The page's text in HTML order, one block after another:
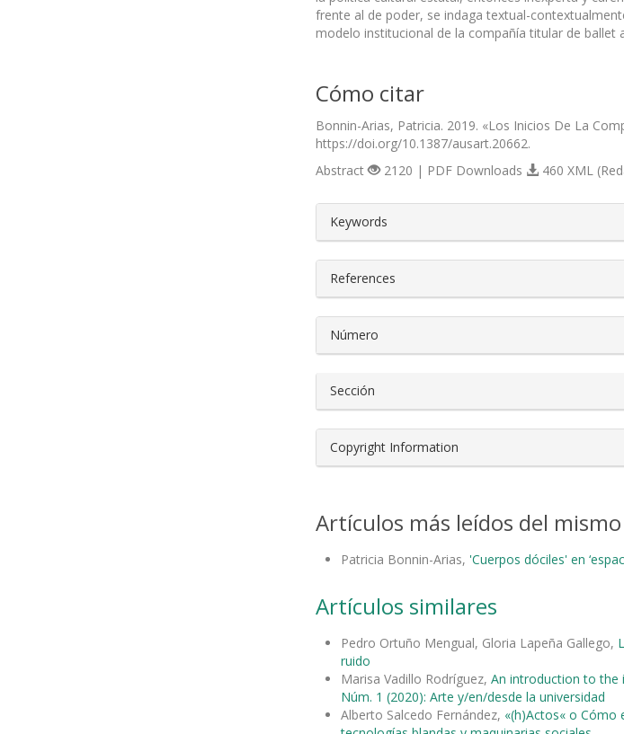
frente al de poder, se indaga textual-
modelo institucional de la compañía titular de ballet
Cómo citar
Bonnin-Arias, Patricia. 2019. «Los Inicios De La
https://doi.org/10.1387/ausart.20662.
Abstract 2120 | PDF Downloads 460 XML
Keywords
References
Número
Sección
Copyright Information
Artículos más leídos del
Patricia Bonnin-Arias, 'Cuerpos dóciles' en
Artículos similares
Pedro Ortuño Mengual, Gloria Lapeña Gallego,
ruido
Marisa Vadillo Rodríguez, An introduction to the
Núm. 1 (2020): Arte y/en/desde la universidad
Alberto Salcedo Fernández, «(h)Actos« o Cómo